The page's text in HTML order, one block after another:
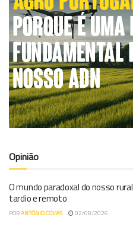
Opinião
O mundo paradoxal do nosso rural
tardio e remoto
PORANTÓNIO COVAS 02/08/2026